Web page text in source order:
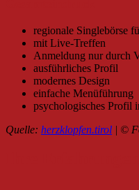
regionale Singlebörse
mit Live-Treffen
Anmeldung nur durch
ausführliches Profil
modernes Design
einfache Menüführung
psychologisches Profil
Quelle: herzklopfen.tirol | ©